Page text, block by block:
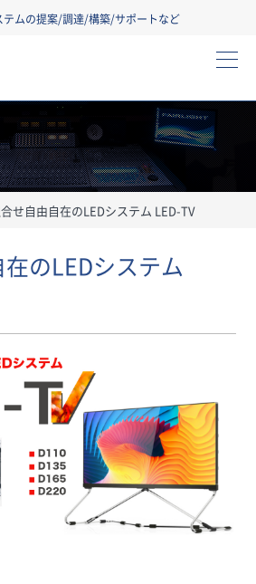
テムの提案/調達/構築/サポートなど
せ自由自在のLEDシステム LED-TV
のLEDシステム